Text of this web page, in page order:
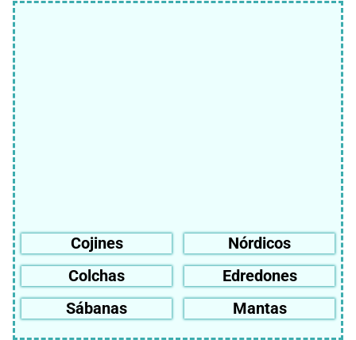
Cojines
Nórdicos
Colchas
Edredones
Sábanas
Mantas